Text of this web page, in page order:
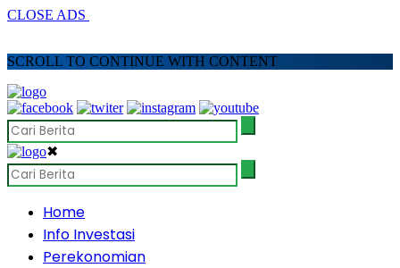
CLOSE ADS
SCROLL TO CONTINUE WITH CONTENT
✖
Home
Info Investasi
Perekonomian